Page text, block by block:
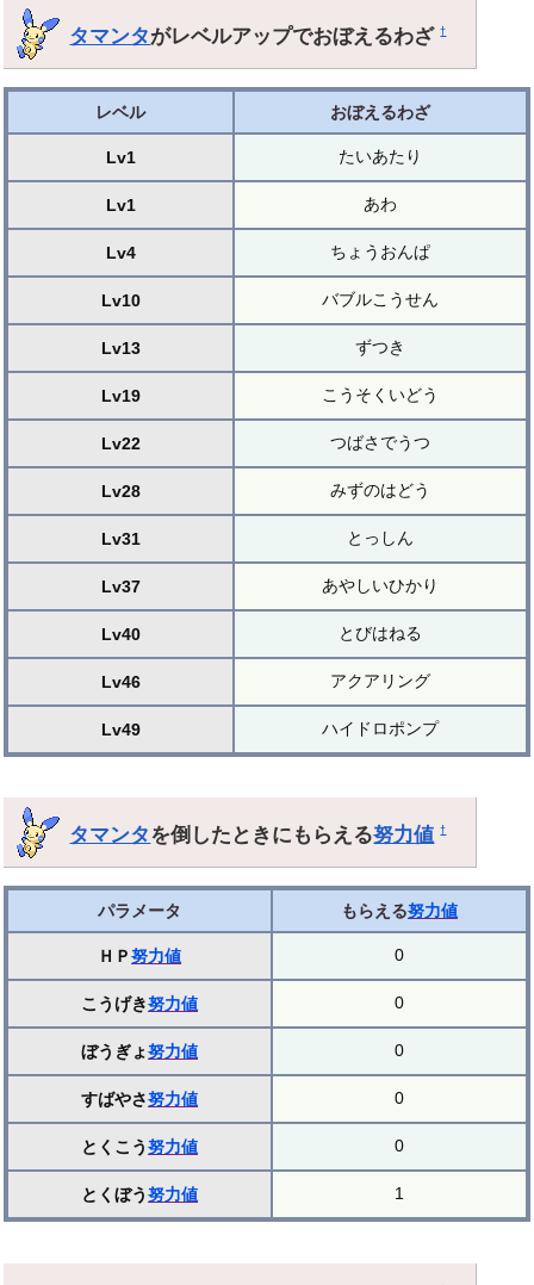
タマンタがレベルアップでおぼえるわざ†
レベル おぼえるわざ
Lv1 たいあたり
Lv1 あわ
Lv4 ちょうおんぱ
Lv10 バブルこうせん
Lv13 ずつき
Lv19 こうそくいどう
Lv22 つばさでうつ
Lv28 みずのはどう
Lv31 とっしん
Lv37 あやしいひかり
Lv40 とびはねる
Lv46 アクアリング
Lv49 ハイドロポンプ
タマンタを倒したときにもらえる努力値 †
パラメータ もらえる努力値
ＨＰ努力値 0
こうげき努力値 0
ぼうぎょ努力値 0
すばやさ努力値 0
とくこう努力値 0
とくぼう努力値 1